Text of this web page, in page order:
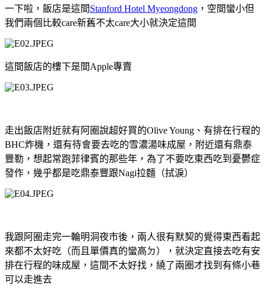
一下啦，飯店是這間Stanford Hotel Myeongdong ，空間蠻小但
我們兩個比較care新舊不太care大小就決定這間
這間飯店的樓下是間Apple專賣
走出飯店附近就有阿圈說超好買的Olive Young 、有排在行程的
BHC炸機，還有待會要去吃的雪濃湯味成屋，附近還有鼎泰
豐勒，想起常跑菲律賓的那些年，為了不要吃東西吃到憂鬱症
發作，幾乎都是吃鼎泰豐跟Nagi拉麵（拭淚）
我跟阿圈走完一輪明洞夜市後，兩人很有默契的覺得東西看起
來都不太好吃（而且單價真的蠻高ㄉ），就決定直接去吃有安
排在行程的味成屋，這間不太好找，繞了兩圈才找到有條小巷
可以走進去